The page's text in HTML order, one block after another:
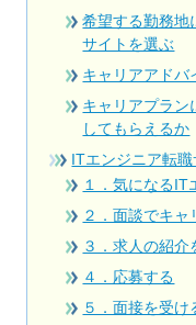
希望する勤務地
サイトを選ぶ
キャリアアドバ
キャリアプラン
してもらえるか
ITエンジニア転
１．気になるIT
２．面談でキ
３．求人の紹介
４．応募する
５．面接を受け